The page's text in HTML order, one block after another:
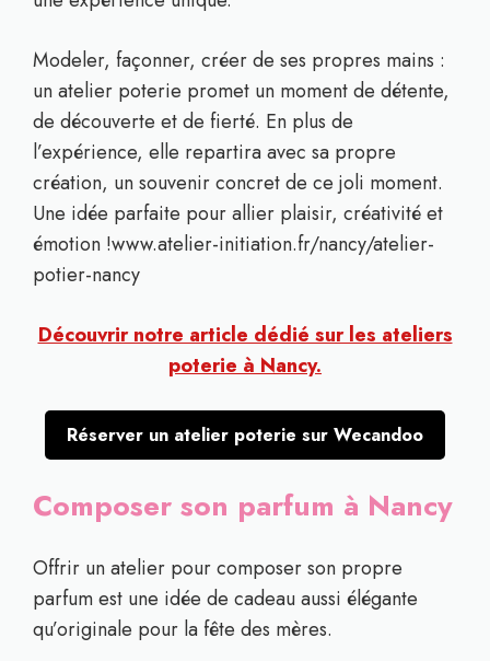
Modeler, façonner, créer de ses propres mains :
un atelier poterie promet un moment de détente,
de découverte et de fierté. En plus de
l’expérience, elle repartira avec sa propre
création, un souvenir concret de ce joli moment.
Une idée parfaite pour allier plaisir, créativité et
émotion !www.atelier-initiation.fr/nancy/atelier-
potier-nancy
Découvrir notre article dédié sur les ateliers
poterie à Nancy.
Réserver un atelier poterie sur Wecandoo
Composer son parfum à Nancy
Offrir un atelier pour composer son propre
parfum est une idée de cadeau aussi élégante
qu’originale pour la fête des mères.